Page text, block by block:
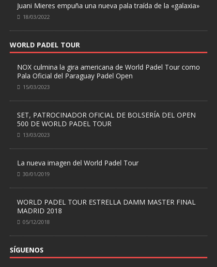
Juani Mieres empuña una nueva pala traída de la «galaxia»
18/03/2022
WORLD PADEL TOUR
NOX culmina la gira americana de World Padel Tour como
Pala Oficial del Paraguay Padel Open
15/03/2023
SET, PATROCINADOR OFICIAL DE BOLSERÍA DEL OPEN
500 DE WORLD PADEL TOUR
13/03/2023
La nueva imagen del World Padel Tour
30/01/2019
WORLD PADEL TOUR ESTRELLA DAMM MASTER FINAL
MADRID 2018
05/12/2018
SÍGUENOS